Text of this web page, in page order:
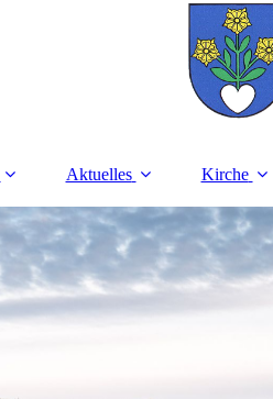
Aktuelles Kirche